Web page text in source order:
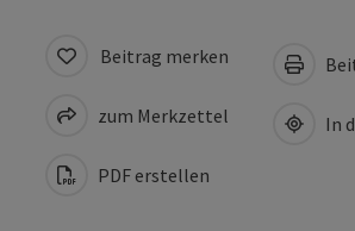
Beitrag merken
zum Merkzettel
PDF erstellen
In